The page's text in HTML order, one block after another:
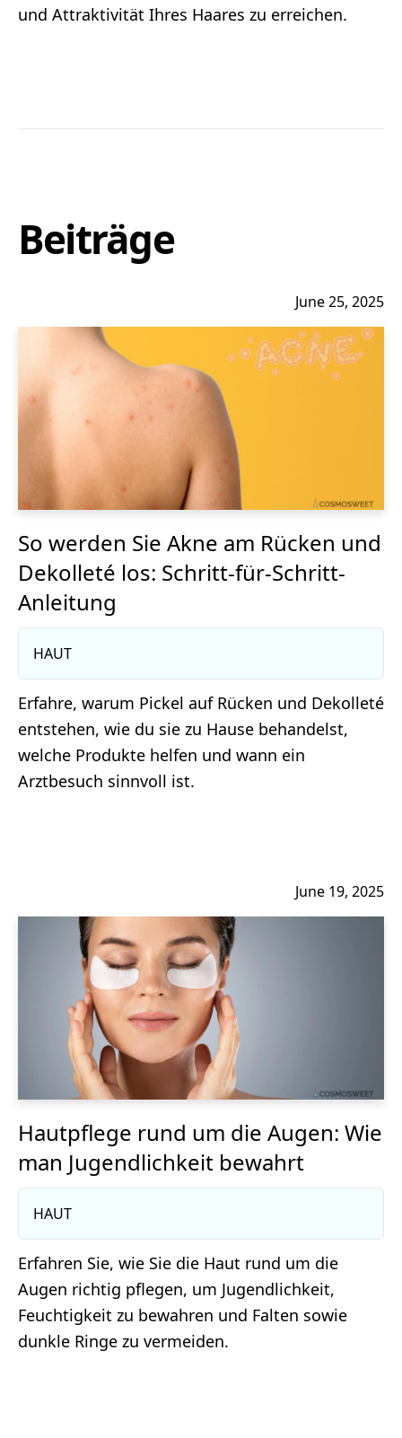
und Attraktivität Ihres Haares zu erreichen.
Beiträge
June 25, 2025
So werden Sie Akne am Rücken und
Dekolleté los: Schritt-für-Schritt-
Anleitung
HAUT
Erfahre, warum Pickel auf Rücken und Dekolleté
entstehen, wie du sie zu Hause behandelst,
welche Produkte helfen und wann ein
Arztbesuch sinnvoll ist.
June 19, 2025
Hautpflege rund um die Augen: Wie
man Jugendlichkeit bewahrt
HAUT
Erfahren Sie, wie Sie die Haut rund um die
Augen richtig pflegen, um Jugendlichkeit,
Feuchtigkeit zu bewahren und Falten sowie
dunkle Ringe zu vermeiden.